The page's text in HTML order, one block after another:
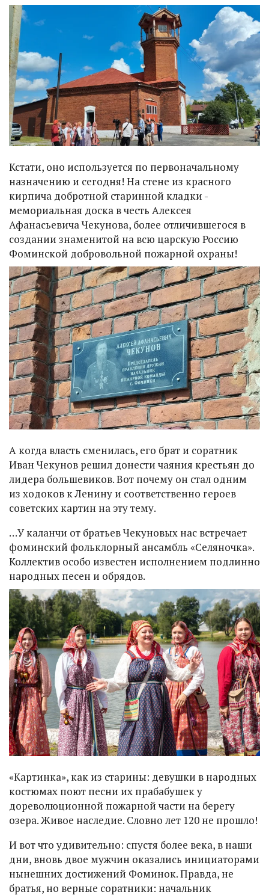
Кстати, оно используется по первоначальному
назначению и сегодня! На стене из красного
кирпича добротной старинной кладки -
мемориальная доска в честь Алексея
Афанасьевича Чекунова, более отличившегося в
создании знаменитой на всю царскую Россию
Фоминской добровольной пожарной охраны!
А когда власть сменилась, его брат и соратник
Иван Чекунов решил донести чаяния крестьян до
лидера большевиков. Вот почему он стал одним
из ходоков к Ленину и соответственно героев
советских картин на эту тему.
…У каланчи от братьев Чекуновых нас встречает
фоминский фольклорный ансамбль «Селяночка».
Коллектив особо известен исполнением подлинно
народных песен и обрядов.
«Картинка», как из старины: девушки в народных
костюмах поют песни их прабабушек у
дореволюционной пожарной части на берегу
озера. Живое наследие. Словно лет 120 не прошло!
И вот что удивительно: спустя более века, в наши
дни, вновь двое мужчин оказались инициаторами
нынешних достижений Фоминок. Правда, не
братья, но верные соратники: начальник